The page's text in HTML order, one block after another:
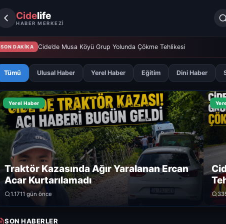
Cidelife
HABER MERKEZİ
SON DAKİKA Cide’de Musa Köyü Grup Yolunda Çökme Tehlikesi
Tümü Ulusal Haber Yerel Haber Eğitim Dini Haber
Yerel Haber
Traktör Kazasında Ağır Yaralanan Ercan
Acar Kurtarılamadı
1.1711 gün önce
SON HABERLER